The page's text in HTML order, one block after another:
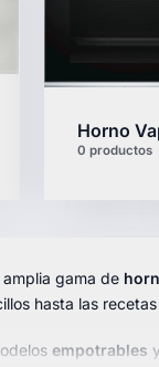
Horno
0 productos
gama de
hasta las
empotrables y